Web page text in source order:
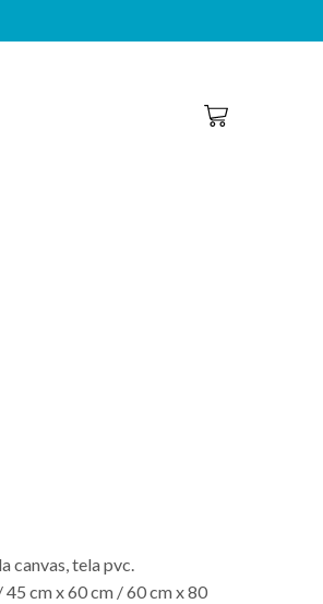
canvas, tela pvc.
cm x 60 cm / 60 cm x 80